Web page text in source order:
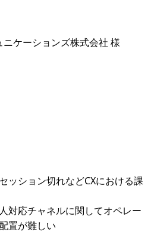
ケーションズ株式会社 様
ッション切れなどCXにおける課
対応チャネルに関してオペレー
置が難しい